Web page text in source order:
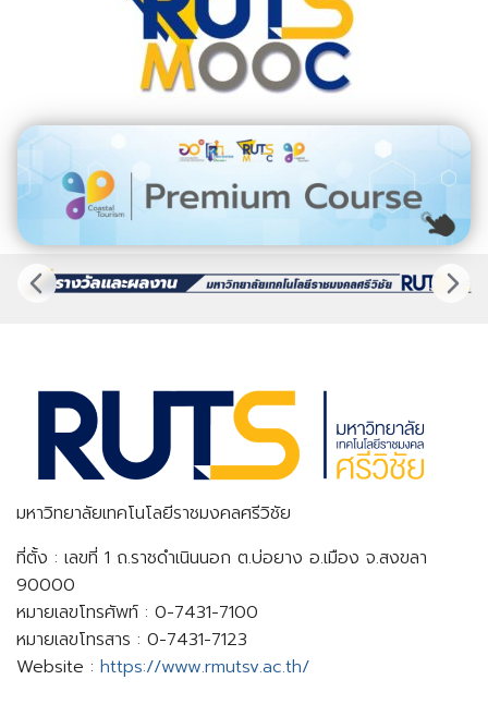
มหาวิทยาลัยเทคโนโลยีราชมงคลศรีวิชัย
ที่ตั้ง : เลขที่ 1 ถ.ราชดำเนินนอก ต.บ่อยาง อ.เมือง จ.สงขลา
90000
หมายเลขโทรศัพท์ : 0-7431-7100
หมายเลขโทรสาร : 0-7431-7123
Website : https://www.rmutsv.ac.th/